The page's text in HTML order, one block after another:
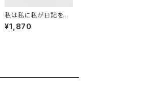
私は私に私が日記をつ
けていることを秘密にし
ている
¥1,870